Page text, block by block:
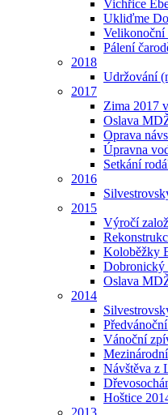
Vichřice
Ukliďme
Velikonoční
Pálení
2018
Udržování
2017
Zima 2017
Oslava
Oprava
Úpravna
Setkání
2016
2015
Výročí
Koloběžky
Dobronický
Oslava
2014
Vánoční
Návštěva z
Hoštice
2013